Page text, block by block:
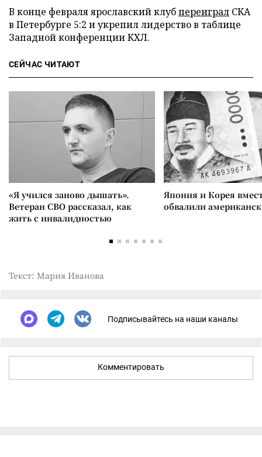
В конце февраля ярославский клубпереиграл СКА
в Петербурге 5:2 и укрепил лидерство в таблице
Западной конференции КХЛ.
СЕЙЧАС ЧИТАЮТ
«Я учился заново дышать».
Ветеран СВО рассказал, как
жить с инвалидностью
Япония и Корея
обвалили
Текст: Мария Иванова
Подписывайтесь на наши каналы
Комментировать